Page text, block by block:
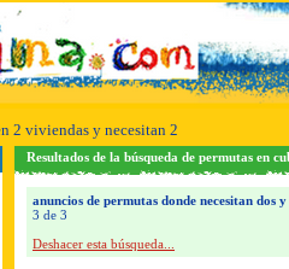
2 viviendas y necesitan 2
Resultados de la búsqueda de permutas en
anuncios de permutas donde necesitan dos
3 de 3
Deshacer esta búsqueda...